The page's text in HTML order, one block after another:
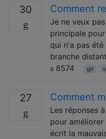
30 Comment
Je ne veux
principale
qui n'a pas
branche
8574
git
27 Comment
Les réponses
pour
écrit la